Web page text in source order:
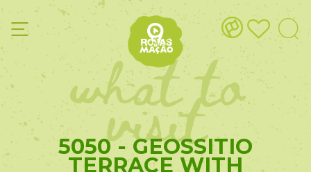
what to
visit
5050 - GEOSSITIO
TERRACE WITH